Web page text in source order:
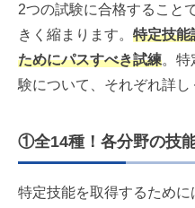
2つの試験に合格すること
きく縮まります。 特定技能
ためにパスすべき試練。特
験について、それぞれ詳し
①全14種！各分野の技
特定技能を取得するため